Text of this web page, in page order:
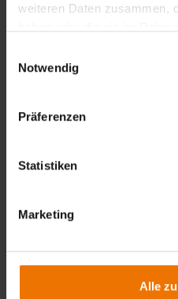
weiteren Daten zusammen,
Notwendig
Präferenzen
Statistiken
Marketing
Alle
Zertifizierungsstufe)
Eigenbewertung durch das
FROSIO-CP-Checkliste
eingereichten Unterlagen
Vorabbewertung, soweit
Bewertung der
Zertifizierungsempfehlung